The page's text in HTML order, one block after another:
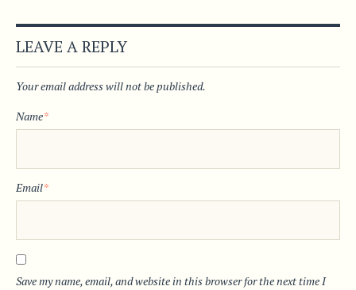
LEAVE A REPLY
Your email address will not be published.
Name*
Email*
Save my name, email, and website in this browser for the next time I